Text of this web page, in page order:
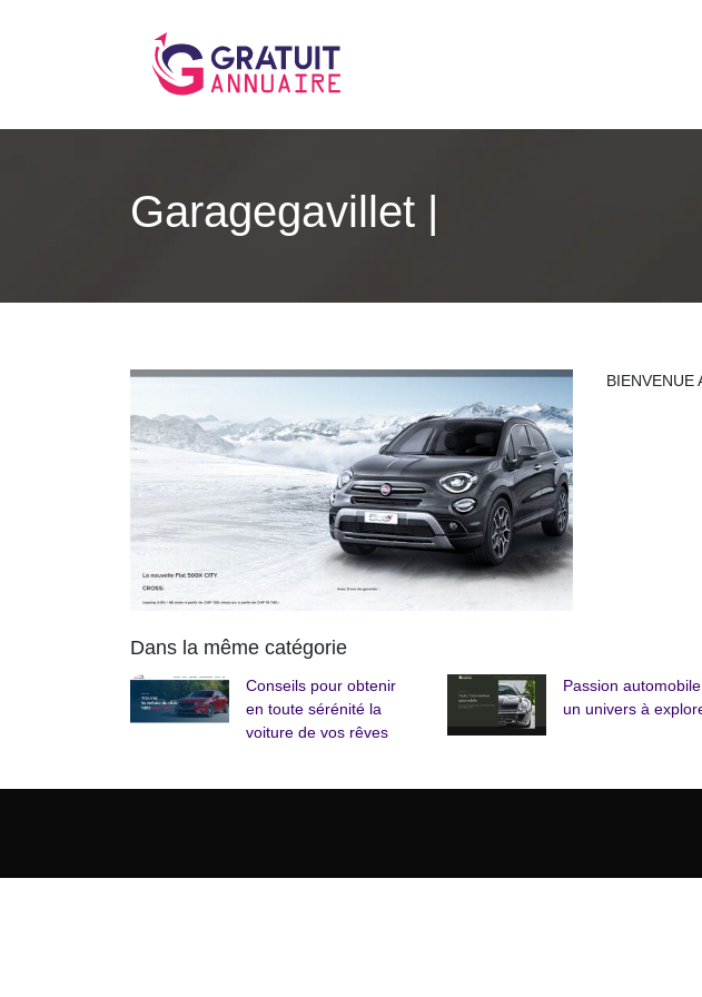
Garagega­vil­let |
BIENVENUE
Dans la même catégorie
Conseils pour obtenir
en toute sérénité la
voiture de vos rêves
Passion
un univers à